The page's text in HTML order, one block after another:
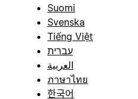
Suomi
Svenska
Tiếng Việt
עברית
العربية
ภาษาไทย
한국어